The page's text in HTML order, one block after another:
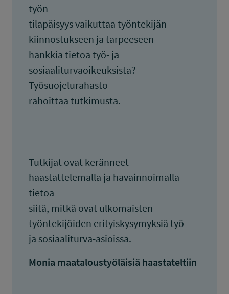
työn
tilapäisyys vaikuttaa työntekijän
kiinnostukseen ja tarpeeseen
hankkia tietoa työ- ja
sosiaaliturvaoikeuksista?
Työsuojelurahasto
rahoittaa tutkimusta.
Tutkijat ovat keränneet
haastattelemalla ja havainnoimalla
tietoa
siitä, mitkä ovat ulkomaisten
työntekijöiden erityiskysymyksiä työ-
ja sosiaaliturva-asioissa.
Monia maataloustyöläisiä haastateltiin